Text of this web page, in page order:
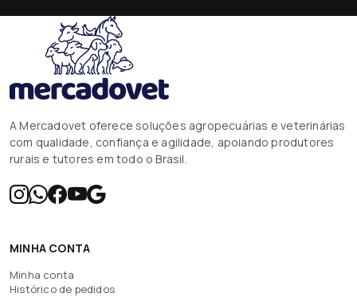
A Mercadovet oferece soluções agropecuárias e veterinárias
com qualidade, confiança e agilidade, apoiando produtores
rurais e tutores em todo o Brasil.
MINHA CONTA
Minha conta
Histórico de pedidos